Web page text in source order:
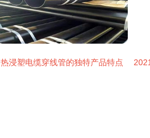
热浸塑电缆穿线管的独特产品特点